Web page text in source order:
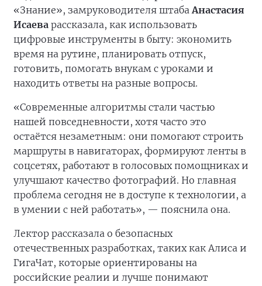
«Знание», замруководителя штабаАнастасия
Исаева рассказала, как использовать
цифровые инструменты в быту: экономить
время на рутине, планировать отпуск,
готовить, помогать внукам с уроками и
находить ответы на разные вопросы.
«Современные алгоритмы стали частью
нашей повседневности, хотя часто это
остаётся незаметным: они помогают строить
маршруты в навигаторах, формируют ленты в
соцсетях, работают в голосовых помощниках и
улучшают качество фотографий. Но главная
проблема сегодня не в доступе к технологии, а
в умении с ней работать», — пояснила она.
Лектор рассказала о безопасных
отечественных разработках, таких как Алиса и
ГигаЧат, которые ориентированы на
российские реалии и лучше понимают